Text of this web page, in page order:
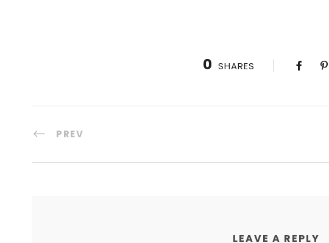
0 SHARES
PREV
LEAVE A REPLY